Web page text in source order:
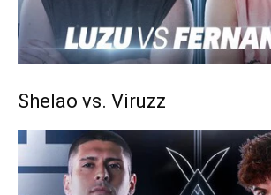
Shelao vs. Viruzz